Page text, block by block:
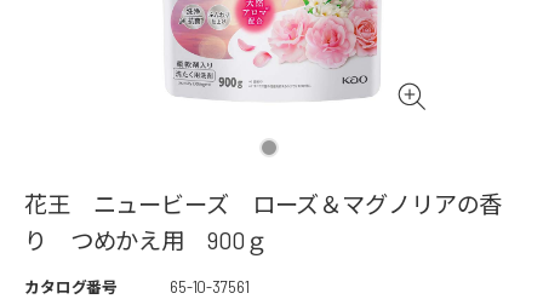
花王 ニュービーズ ローズ＆マグノリアの香
り つめかえ用 900ｇ
カタログ番号
65-10-37561